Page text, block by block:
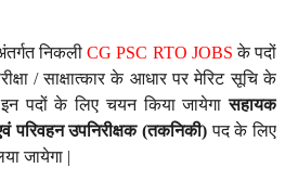
निकलीCG PSC RTO JOBS के पदों
/ साक्षात्कार के आधार पर मेरिट सूचि के
पदों के लिए चयन किया जायेगासहायक
परिवहन उपनिरीक्षक (तकनिकी)पद के लिए
जायेगा |